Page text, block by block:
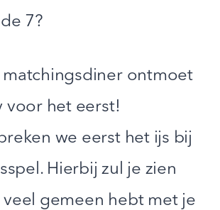
7?
matchingsdiner ontmoet
voor het eerst!
we eerst het ijs bij
Hierbij zul je zien
veel gemeen hebt met je